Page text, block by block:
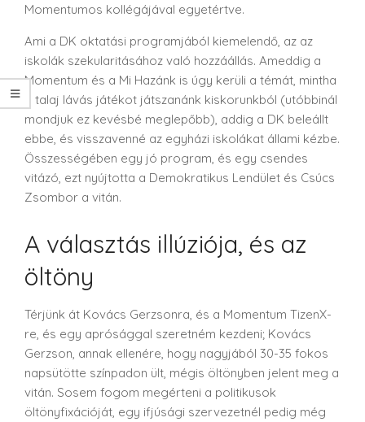
Momentumos kollégájával egyetértve.
Ami a DK oktatási programjából kiemelendő, az az
iskolák szekularitásához való hozzáállás. Ameddig a
Momentum és a Mi Hazánk is úgy kerüli a témát, mintha
a talaj lávás játékot játszanánk kiskorunkból (utóbbinál
mondjuk ez kevésbé meglepőbb), addig a DK beleállt
ebbe, és visszavenné az egyházi iskolákat állami kézbe.
Összességében egy jó program, és egy csendes
vitázó, ezt nyújtotta a Demokratikus Lendület és Csúcs
Zsombor a vitán.
A választás illúziója, és az
öltöny
Térjünk át Kovács Gerzsonra, és a Momentum TizenX-
re, és egy aprósággal szeretném kezdeni; Kovács
Gerzson, annak ellenére, hogy nagyjából 30-35 fokos
napsütötte színpadon ült, mégis öltönyben jelent meg a
vitán. Sosem fogom megérteni a politikusok
öltönyfixációját, egy ifjúsági szervezetnél pedig még